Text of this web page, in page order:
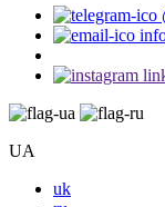
UA
uk